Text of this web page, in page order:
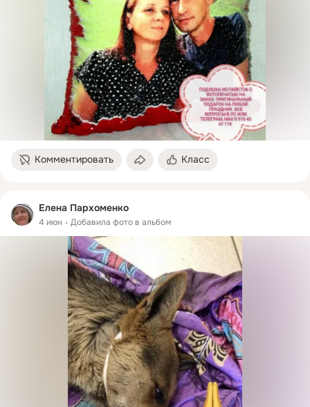
Комментировать Класс
Елена Пархоменко
4 июн Добавила фото в альбом